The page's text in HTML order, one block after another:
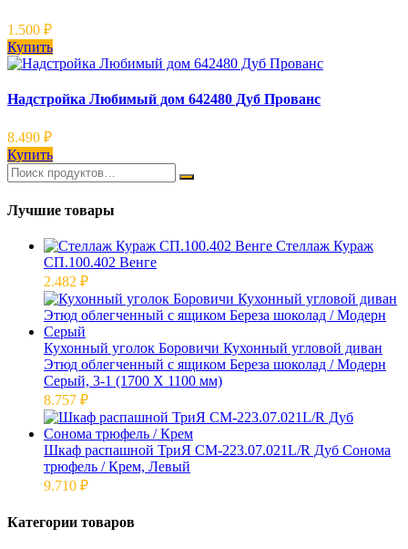
1.500 ₽
Купить
Надстройка Любимый дом 642480 Дуб Прованс
8.490 ₽
Купить
Лучшие товары
Стеллаж Кураж
СП.100.402 Венге
2.482 ₽
Кухонный уголок Боровичи Кухонный угловой диван
Этюд облегченный с ящиком Береза шоколад / Модерн
Серый, 3-1 (1700 Х 1100 мм)
8.757 ₽
Шкаф распашной ТриЯ СМ-223.07.021L/R Дуб Сонома
трюфель / Крем, Левый
9.710 ₽
Категории товаров